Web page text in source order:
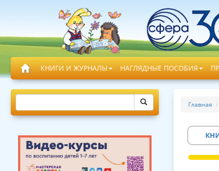
КНИГИ И ЖУРНАЛЫ НАГЛЯДНЫЕ ПОСОБИЯ
Главная